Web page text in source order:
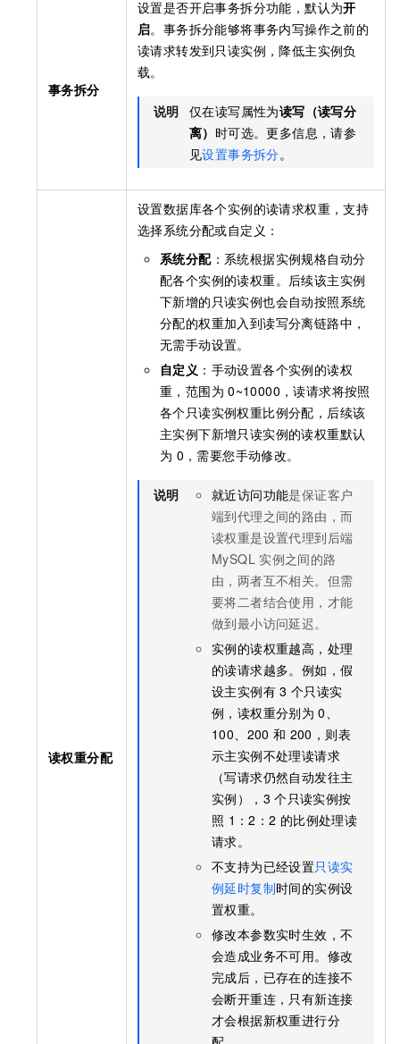
事务拆分
设置是否开启事务拆分功能，默认为开
启。事务拆分能够将事务内写操作之前的
读请求转发到只读实例，降低主实例负
载。
说明 仅在读写属性为读写（读写分
离） 时可选。更多信息，请参
见设置事务拆分。
读权重分配
设置数据库各个实例的读请求权重，支持
选择系统分配或自定义：
系统分配：系统根据实例规格自动分
配各个实例的读权重。后续该主实例
下新增的只读实例也会自动按照系统
分配的权重加入到读写分离链路中，
无需手动设置。
自定义 ：手动设置各个实例的读权
重，范围为 0~10000，读请求将按照
各个只读实例权重比例分配，后续该
主实例下新增只读实例的读权重默认
为 0，需要您手动修改。
说明 就近访问功能是保证客户
端到代理之间的路由，而
读权重是设置代理到后端
MySQL 实例之间的路
由，两者互不相关。但需
要将二者结合使用，才能
做到最小访问延迟。
实例的读权重越高，处理
的读请求越多。例如，假
设主实例有 3 个只读实
例，读权重分别为 0、
100、200 和 200，则表
示主实例不处理读请求
（写请求仍然自动发往主
实例），3 个只读实例按
照 1：2：2 的比例处理读
请求。
不支持为已经设置只读实
例延时复制时间的实例设
置权重。
修改本参数实时生效，不
会造成业务不可用。修改
完成后，已存在的连接不
会断开重连，只有新连接
才会根据新权重进行分